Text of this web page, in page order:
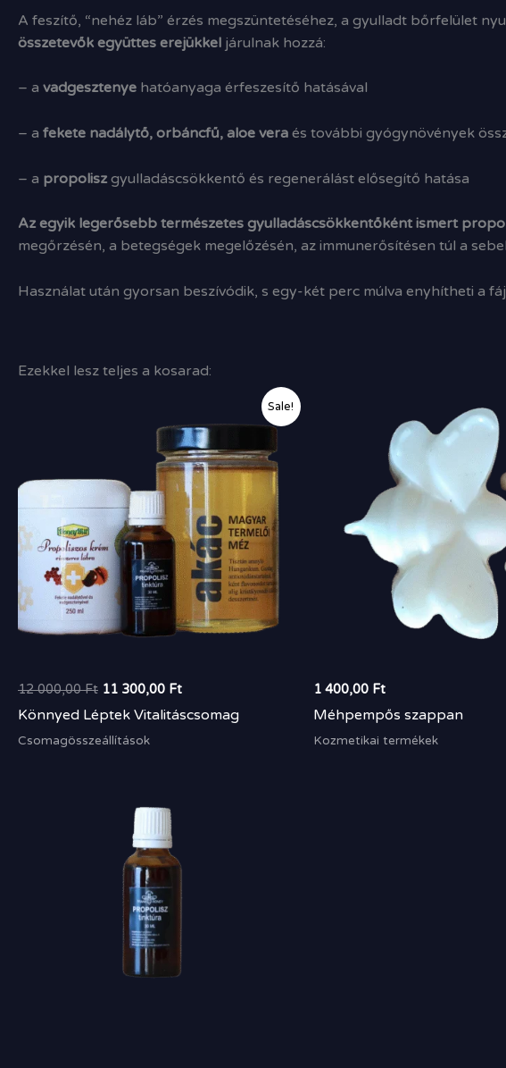
A feszítő, “nehéz láb” érzés megszüntetéséhez, a gyulladt bőrfelület
összetevők együttes erejükkel járulnak hozzá:
– a vadgesztenye hatóanyaga érfeszesítő hatásával
– a fekete nadálytő, orbáncfű, aloe vera és további gyógynövények
– a propolisz gyulladáscsökkentő és regenerálást elősegítő hatása
Az egyik legerősebb természetes gyulladáscsökkentőként ismert
megőrzésén, a betegségek megelőzésén, az immunerősítésen túl a
Használat után gyorsan beszívódik, s egy-két perc múlva enyhítheti a
Ezekkel lesz teljes a kosarad:
Sale!
12 000,00Ft
000,00 Ft.
11 300,00 Ft
is:
11
300,00 Ft.
Könnyed Léptek Vitalitáscsomag
Csomagösszeállítások
1 400,00 Ft
Méhpempős szappan
Kozmetikai termékek